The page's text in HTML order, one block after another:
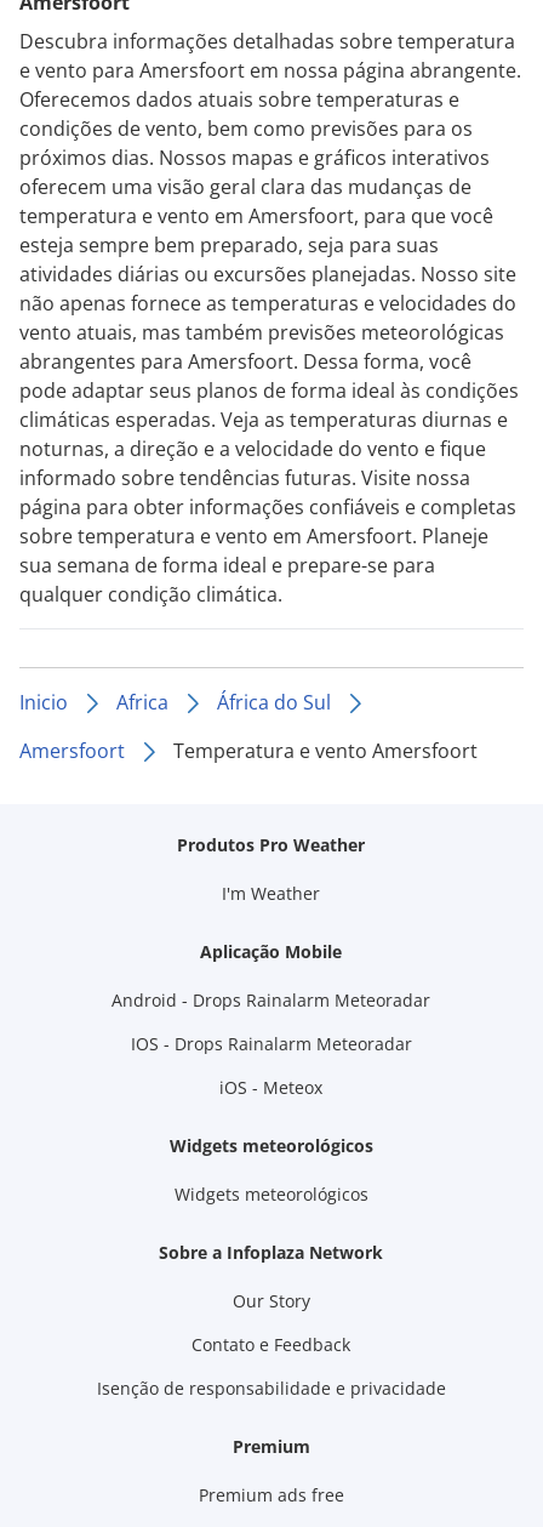
Descubra informações detalhadas sobre temperatura
e vento para Amersfoort em nossa página abrangente.
Oferecemos dados atuais sobre temperaturas e
condições de vento, bem como previsões para os
próximos dias. Nossos mapas e gráficos interativos
oferecem uma visão geral clara das mudanças de
temperatura e vento em Amersfoort, para que você
esteja sempre bem preparado, seja para suas
atividades diárias ou excursões planejadas. Nosso site
não apenas fornece as temperaturas e velocidades do
vento atuais, mas também previsões meteorológicas
abrangentes para Amersfoort. Dessa forma, você
pode adaptar seus planos de forma ideal às condições
climáticas esperadas. Veja as temperaturas diurnas e
noturnas, a direção e a velocidade do vento e fique
informado sobre tendências futuras. Visite nossa
página para obter informações confiáveis e completas
sobre temperatura e vento em Amersfoort. Planeje
sua semana de forma ideal e prepare-se para
qualquer condição climática.
Inicio Africa
África do Sul
Amersfoort
Temperatura e vento Amersfoort
Produtos Pro Weather
I'm Weather
Aplicação Mobile
Android - Drops Rainalarm Meteoradar
IOS - Drops Rainalarm Meteoradar
iOS - Meteox
Widgets meteorológicos
Widgets meteorológicos
Sobre a Infoplaza Network
Our Story
Contato e Feedback
Isenção de responsabilidade e privacidade
Premium
Premium ads free